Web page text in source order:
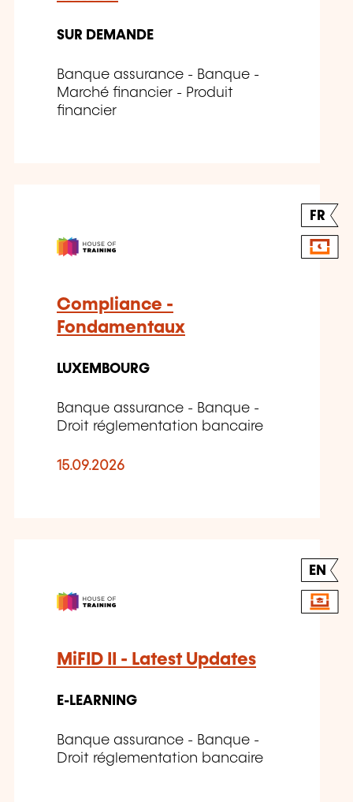
SUR DEMANDE
Banque assurance - Banque -
Marché financier - Produit
financier
FR
Compliance -
Fondamentaux
LUXEMBOURG
Banque assurance - Banque -
Droit réglementation bancaire
15.09.2026
EN
MiFID II - Latest Updates
E-LEARNING
Banque assurance - Banque -
Droit réglementation bancaire